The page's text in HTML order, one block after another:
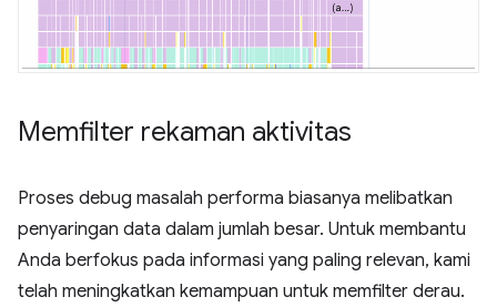
Memfilter rekaman aktivitas
Proses debug masalah performa biasanya melibatkan
penyaringan data dalam jumlah besar. Untuk membantu
Anda berfokus pada informasi yang paling relevan, kami
telah meningkatkan kemampuan untuk memfilter derau.